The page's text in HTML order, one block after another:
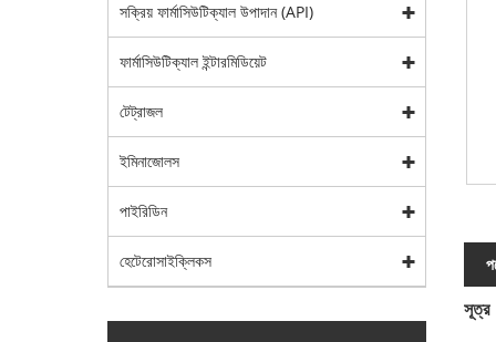
সক্রিয় ফার্মাসিউটিক্যাল উপাদান (API)
ফার্মাসিউটিক্যাল ইন্টারমিডিয়েট
টেট্রাজল
ইমিনাজোলস
পাইরিডিন
হেটেরোসাইক্লিকস
সূত্র